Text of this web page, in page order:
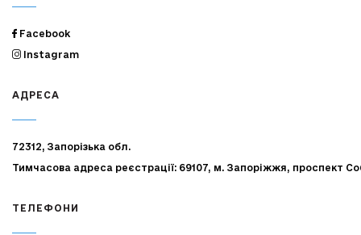
Facebook
Instagram
АДРЕСА
72312, Запорізька обл.
Тимчасова адреса реєстрації: 69107, м. Запоріжжя, проспект
ТЕЛЕФОНИ